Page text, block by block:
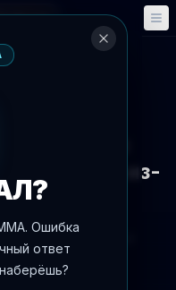
События
снялся с
16 мая из-
визой
Ошибка
ответ